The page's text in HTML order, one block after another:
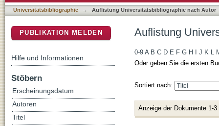
Universitätsbibliographie → Auflistung Universitätsbibliographie nach Autor
Auflistung
0-9 A B C D E F G H J K L
Oder geben Sie die ersten
Sortiert nach:
Anzeige der Dokumente 1-3
PUBLIKATION MELDEN
Hilfe und Informationen
Stöbern
Erscheinungsdatum
Autoren
Titel